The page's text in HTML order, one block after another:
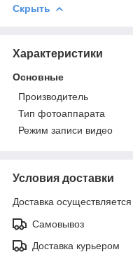
Скрыть
Характеристики
Основные
Производитель
Тип фотоаппарата
Режим записи видео
Условия доставки
Доставка
Самовывоз
Доставка курьером